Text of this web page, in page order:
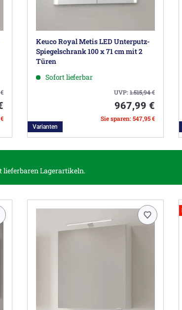
€
Keuco Royal Metis LED Unterputz-
Spiegelschrank 100 x 71 cm mit 2
Türen
Sofort lieferbar
UVP:1.515,94€
967,99 €
Sie sparen: 547,95 €
Varianten
lieferbaren Lagerartikeln.